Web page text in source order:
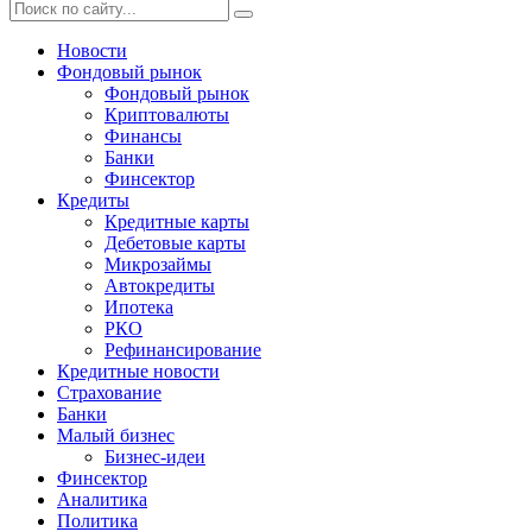
Новости
Фондовый рынок
Фондовый рынок
Криптовалюты
Финансы
Банки
Финсектор
Кредиты
Кредитные карты
Дебетовые карты
Микрозаймы
Автокредиты
Ипотека
РКО
Рефинансирование
Кредитные новости
Страхование
Банки
Малый бизнес
Бизнес-идеи
Финсектор
Аналитика
Политика